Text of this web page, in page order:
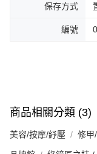
保存方式
編號
商品相關分類 (3)
美容/按摩/紓壓 修甲